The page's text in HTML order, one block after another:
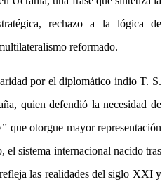
rechazo a la lógica de
reformado.
por el diplomático indio T. S.
quien defendió la necesidad de
que otorgue mayor representación
el sistema internacional nacido tras
las realidades del siglo XXI y